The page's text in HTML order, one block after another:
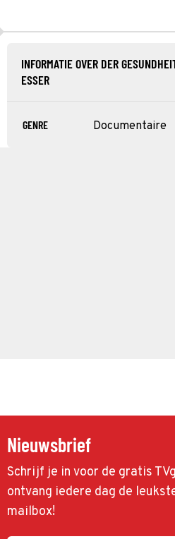
INFORMATIE OVER DER
ESSER
GENRE Documentaire
Nieuwsbrief
Schrijf je in voor de gratis
ontvang iedere dag de
mailbox!